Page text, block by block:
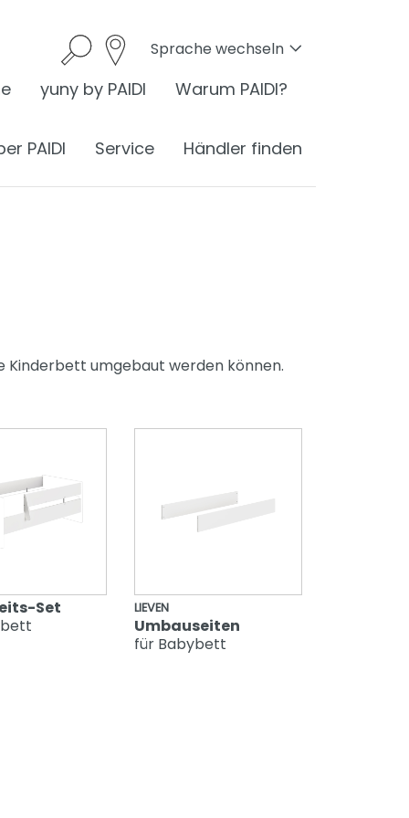
Sprache wechseln
yuny by PAIDI Warum PAIDI?
PAIDI Service Händler finden
am Schreibtisch
Kinderbett umgebaut werden können.
Set
LIEVEN
Umbauseiten
für Babybett